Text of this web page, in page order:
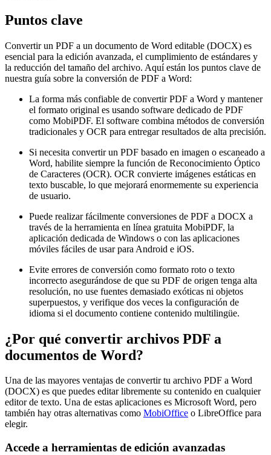
Puntos clave
Convertir un PDF a un documento de Word editable (DOCX) es
esencial para la edición avanzada, el cumplimiento de estándares y
la reducción del tamaño del archivo. Aquí están los puntos clave de
nuestra guía sobre la conversión de PDF a Word:
La forma más confiable de convertir PDF a Word y mantener
el formato original es usando software dedicado de PDF
como MobiPDF. El software combina métodos de conversión
tradicionales y OCR para entregar resultados de alta precisión.
Si necesita convertir un PDF basado en imagen o escaneado a
Word, habilite siempre la función de Reconocimiento Óptico
de Caracteres (OCR). OCR convierte imágenes estáticas en
texto buscable, lo que mejorará enormemente su experiencia
de usuario.
Puede realizar fácilmente conversiones de PDF a DOCX a
través de la herramienta en línea gratuita MobiPDF, la
aplicación dedicada de Windows o con las aplicaciones
móviles fáciles de usar para Android e iOS.
Evite errores de conversión como formato roto o texto
incorrecto asegurándose de que su PDF de origen tenga alta
resolución, no use fuentes demasiado exóticas ni objetos
superpuestos, y verifique dos veces la configuración de
idioma si el documento contiene contenido multilingüe.
¿Por qué convertir archivos PDF a
documentos de Word?
Una de las mayores ventajas de convertir tu archivo PDF a Word
(DOCX) es que puedes editar libremente su contenido en cualquier
editor de texto. Una de estas aplicaciones es Microsoft Word, pero
también hay otras alternativas como MobiOffice o LibreOffice para
elegir.
Accede a herramientas de edición avanzadas